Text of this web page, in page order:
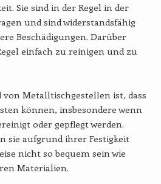
Sie sind in der Regel in der
und sind widerstandsfähig
Beschädigungen. Darüber
einfach zu reinigen und zu
Metalltischgestellen ist, dass
können, insbesondere wenn
oder gepflegt werden.
sie aufgrund ihrer Festigkeit
nicht so bequem sein wie
Materialien.